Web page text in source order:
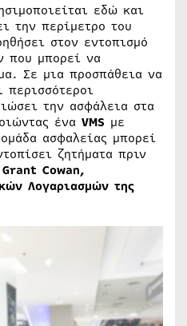
εδώ και
την περίμετρο του
στον εντοπισμό
που μπορεί να
Σε μια προσπάθεια να
περισσότεροι
την ασφάλεια στα
ένα VMS με
ασφαλείας μπορεί
ζητήματα πριν
Grant Cowan,
Λογαριασμών της